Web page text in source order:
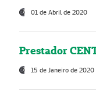
01 de Abril de 2020
Prestador
15 de Janeiro de 2020